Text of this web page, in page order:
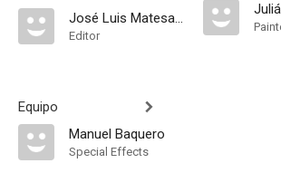
José Luis Matesanz
Editor
Equipo
Manuel Baquero
Special Effects